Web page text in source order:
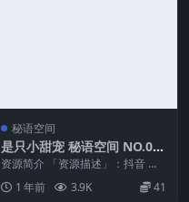
秘语空间
是只小甜宠 秘语空间 NO.00
1期
资源简介 「资源描述」：抖音 是
只小甜宠 秘语空间 NO.001期 【2
8P】 ...
1 年前 3.9K 41